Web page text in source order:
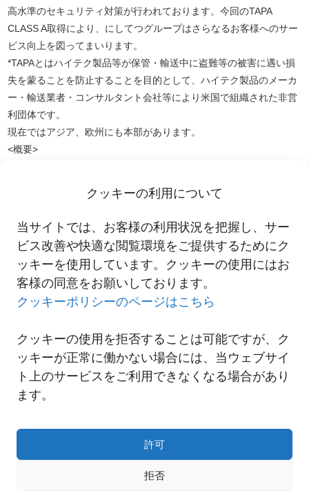
クッキーの利用について
当サイトでは、お客様の利用状況を把握し、サー
ビス改善や快適な閲覧環境をご提供するためにク
ッキーを使用しています。クッキーの使用にはお
客様の同意をお願いしております。
クッキーポリシーのページはこちら
クッキーの使用を拒否することは可能ですが、ク
ッキーが正常に働かない場合には、当ウェブサイ
ト上のサービスをご利用できなくなる場合があり
ます。
許可
拒否
高水準のセキュリティ対策が行われております。今回のTAPA
CLASS A取得により、にしてつグループはさらなるお客様へのサー
ビス向上を図ってまいります。
*TAPAとはハイテク製品等が保管・輸送中に盗難等の被害に遇い損
失を蒙ることを防止することを目的として、ハイテク製品のメーカ
ー・輸送業者・コンサルタント会社等により米国で組織された非営
利団体です。
現在ではアジア、欧州にも本部があります。
<概要>
にしてつタイ現地法人 TAPA CLASS A取得
一覧へ